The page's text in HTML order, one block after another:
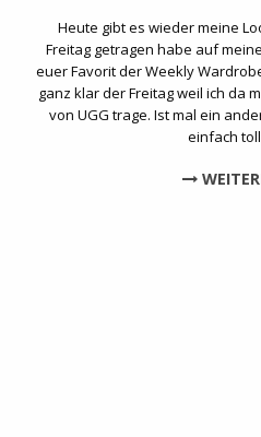
Heute gibt es wieder meine
Freitag getragen habe auf
euer Favorit der Weekly
ganz klar der Freitag weil ich da
von UGG trage. Ist mal ein
einfach